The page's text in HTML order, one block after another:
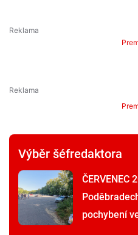
Výběr šéfredaktora
ČERVENEC
pochybení